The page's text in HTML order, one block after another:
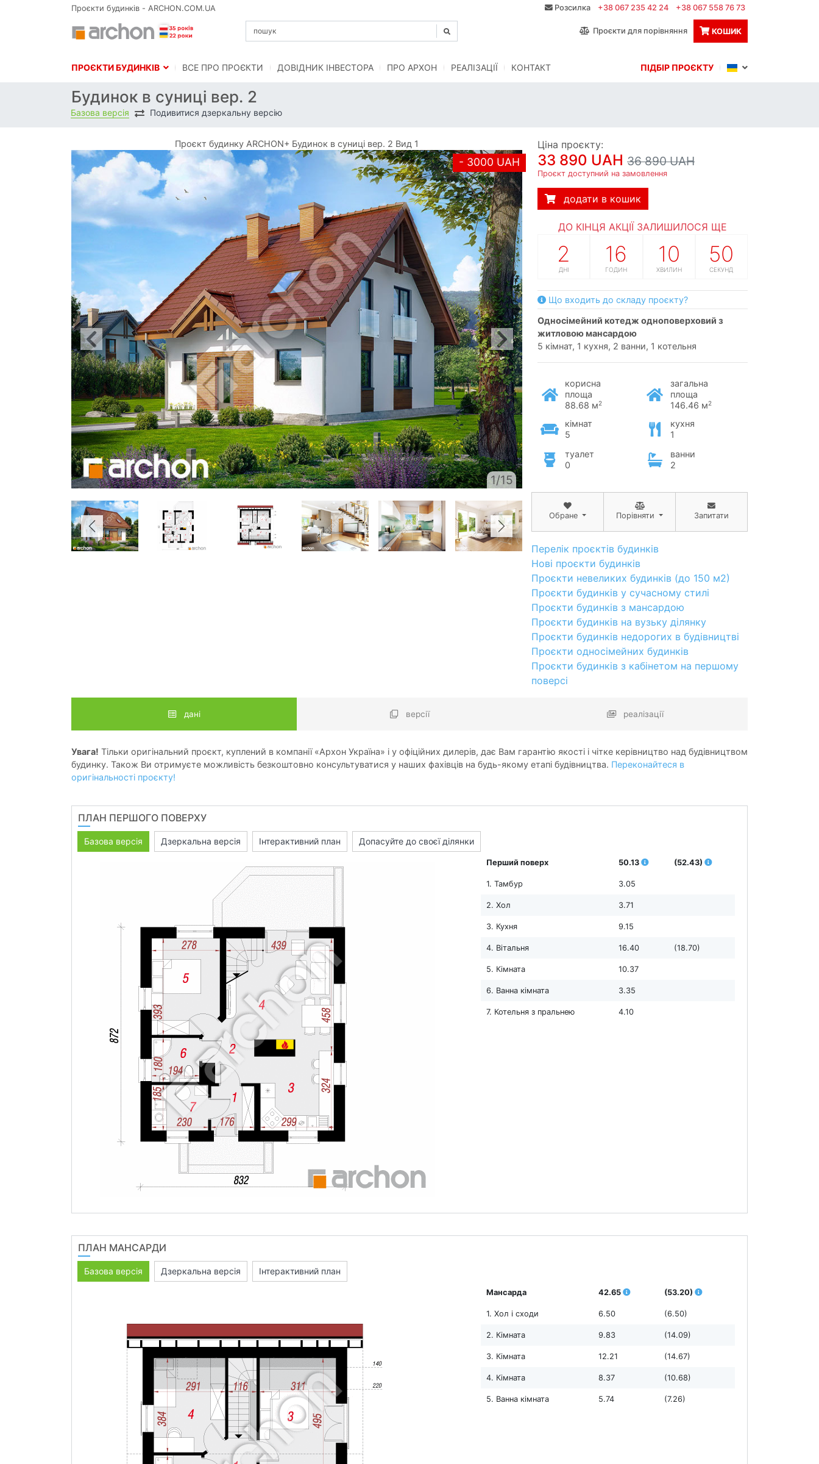
Проєкти будинків - ARCHON.COM.UA Розсилка +38 067 235 42 24 +38 067 558 76 73
Проєкти для порівняння КОШИК
ПРОЄКТИ БУДИНКІВ BСЕ ПРО ПРОЄКТИ ДОВІДНИК ІНВЕСТОРА ПРО АРХОН РЕАЛІЗАЦІЇ КОНТАКТ ПІДБІР ПРОЄКТУ
Будинок в суниці вер. 2
Базова версія Подивитися дзеркальну версію
Проєкт будинку ARCHON+ Будинок в суниці вер. 2 Вид 1
- 3000 UAH
1/15
Ціна проєкту:
33 890 UAH 36 890 UAH
Проєкт доступний на замовлення
додати в кошик
ДО КІНЦЯ АКЦІЇ ЗАЛИШИЛОСЯ ЩЕ
2
ДНІ
16
ГОДИН
10
ХВИЛИН
48
СЕКУНД
Що входить до складу проєкту?
односімейний котедж одноповерховий з
житловою мансардою
5 кімнат, 1 кухня, 2 ванни, 1 котельня
корисна
площа
88.68 м2
загальна
площа
146.46 м2
кімнат
5
кухня
1
туалет
0
ванни
2
Обране Порівняти Запитати
Перелік проєктів будинків
Нові проєкти будинків
Проєкти невеликих будинків (до 150 м2)
Проєкти будинків у сучасному стилі
Проєкти будинків з мансардою
Проєкти будинків на вузьку ділянку
Проєкти будинків недорогих в будівництві
Проєкти односімейних будинків
Проєкти будинків з кабінетом на першому
поверсі
дані версії реалізації
Увага! Тільки оригінальний проєкт, куплений в компанії «Архон Україна» і у офіційних дилерів, дає Вам гарантію якості і чітке керівництво над будівництвом
будинку. Також Ви отримуєте можливість безкоштовно консультуватися у наших фахівців на будь-якому етапі будівництва. Переконайтеся в
оригінальності проєкту!
ПЛАН ПЕРШОГО ПОВЕРХУ
Базова версія Дзеркальна версія Інтерактивний план Допасуйте до своєї ділянки
Перший поверх 50.13 (52.43)
1. Тамбур 3.05
2. Хол 3.71
3. Кухня 9.15
4. Вітальня 16.40 (18.70)
5. Кімната 10.37
6. Ванна кімната 3.35
7. Котельня з пральнею 4.10
ПЛАН МАНСАРДИ
Базова версія Дзеркальна версія Інтерактивний план
Мансарда 42.65 (53.20)
1. Хол і сходи 6.50 (6.50)
2. Кімната 9.83 (14.09)
3. Кімната 12.21 (14.67)
4. Кімната 8.37 (10.68)
5. Ванна кімната 5.74 (7.26)